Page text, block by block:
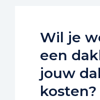
Wil je
een
jouw
kosten?